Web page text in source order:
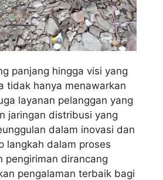
panjang hingga visi yang
tidak hanya menawarkan
layanan pelanggan yang
jaringan distribusi yang
dalam inovasi dan
langkah dalam proses
pengiriman dirancang
pengalaman terbaik bagi